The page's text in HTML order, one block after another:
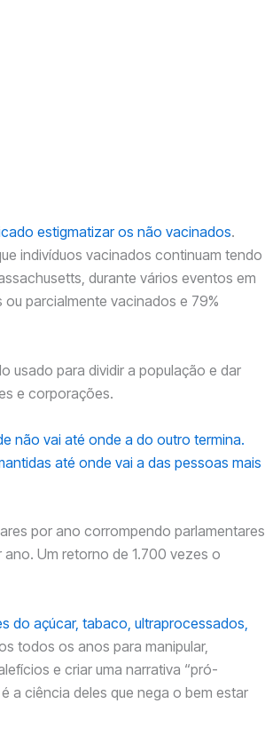
estigmatizar os não vacinados.
indivíduos vacinados continuam tendo
durante vários eventos em
parcialmente vacinados e 79%
usado para dividir a população e dar
e corporações.
não vai até onde a do outro termina.
até onde vai a das pessoas mais
por ano corrompendo parlamentares
ano. Um retorno de 1.700 vezes o
do açúcar, tabaco, ultraprocessados,
todos os anos para manipular,
e criar uma narrativa “pró-
a ciência deles que nega o bem estar